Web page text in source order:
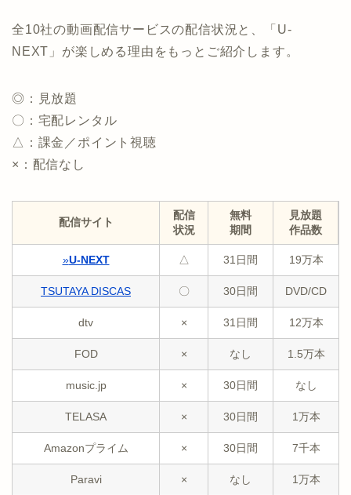
全10社の動画配信サービスの配信状況と、「U-
NEXT」が楽しめる理由をもっとご紹介します。
◎：見放題
〇：宅配レンタル
△：課金／ポイント視聴
×：配信なし
配信サイト
配信
状況
無料
期間
見放題
作品数
»U-NEXT △ 31日間 19万本
TSUTAYA DISCAS 〇 30日間 DVD/CD
dtv × 31日間 12万本
FOD × なし 1.5万本
music.jp × 30日間 なし
TELASA × 30日間 1万本
Amazonプライム × 30日間 7千本
Paravi × なし 1万本